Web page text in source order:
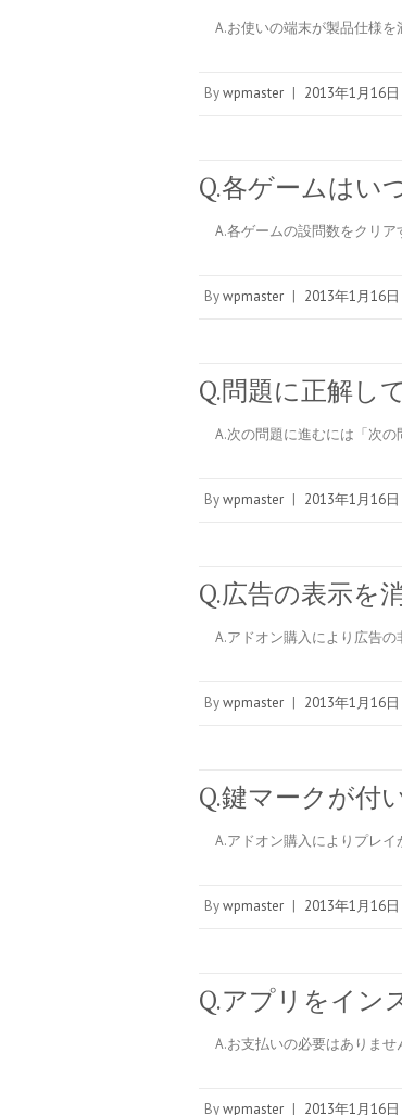
A.お使いの端末が製品仕様
Bywpmaster | 2013年1月16日
Q.各ゲームはい
A.各ゲームの設問数をクリア
Bywpmaster | 2013年1月16日
Q.問題に正解し
A.次の問題に進むには「次
Bywpmaster | 2013年1月16日
Q.広告の表示を
A.アドオン購入により広告の
Bywpmaster | 2013年1月16日
Q.鍵マークが付
A.アドオン購入によりプレイ
Bywpmaster | 2013年1月16日
Q.アプリをイン
A.お支払いの必要はありませ
Bywpmaster | 2013年1月16日